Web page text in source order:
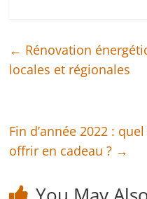
← Rénovation
locales et régionales
Fin d’année 2022 :
offrir en cadeau ? →